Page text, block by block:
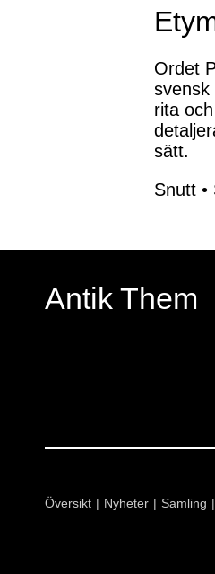
Ordet
svensk
rita
sätt.
Snutt •
Antik Them
Översikt Nyheter Samling